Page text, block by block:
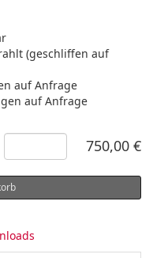
(geschliffen auf
auf Anfrage
auf Anfrage
750,00 €